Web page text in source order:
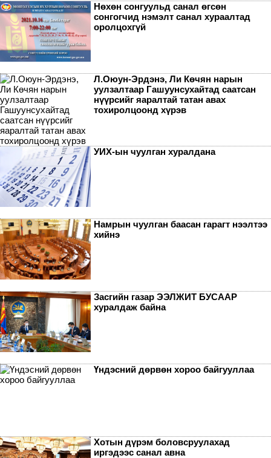
Нөхөн сонгуульд санал өгсөн
сонгогчид нэмэлт санал хураалтад
оролцохгүй
Л.Оюун-Эрдэнэ, Ли Көчян нарын
уулзалтаар Гашуунсухайтад саатсан
нүүрсийг яаралтай татан авах
тохиролцоонд хүрэв
УИХ-ын чуулган хуралдана
Намрын чуулган баасан гарагт нээлтээ
хийнэ
Засгийн газар ЭЭЛЖИТ БУСААР
хуралдаж байна
Үндэсний дөрвөн хороо байгууллаа
Хотын дүрэм боловсруулахад
иргэдээс санал авна